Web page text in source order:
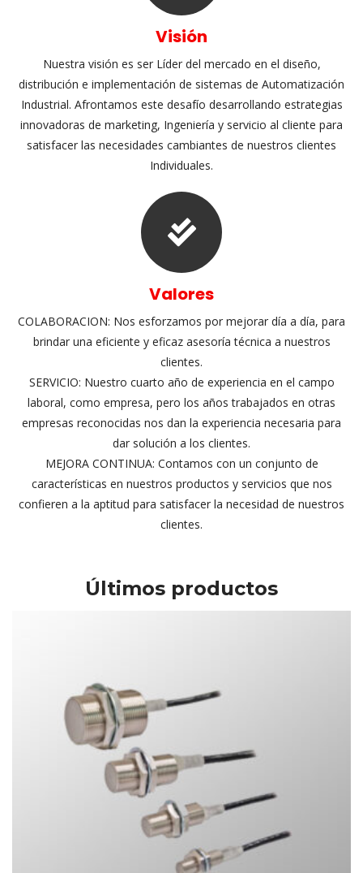
Visión
Nuestra visión es ser Líder del mercado en el diseño,
distribución e implementación de sistemas de Automatización
Industrial. Afrontamos este desafío desarrollando estrategias
innovadoras de marketing, Ingeniería y servicio al cliente para
atisfacer las necesidades cambiantes de nuestros clientes
Individuales.
Valore
COLABORACION: Nos esforzamos por mejorar día a día, para
brindar una eficiente y eficaz asesoría técnica a nuestros
clientes.
SERVICIO: Nuestro cuarto año de experiencia en el campo
laboral, como empresa, pero los años trabajados en otras
empresas reconocidas nos dan la experiencia necesaria para
dar solución a los clientes.
MEJORA CONTINUA: Contamos con un conjunto de
características en nuestros productos y servicios que nos
confieren a la aptitud para satisfacer la necesidad de nuestros
clientes.
Últimos producto